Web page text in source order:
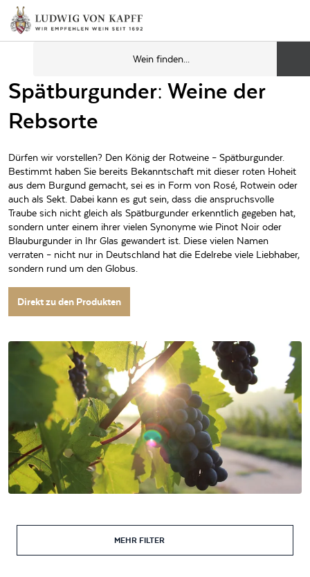
Spätburgunder: Weine der
Rebsorte
Dürfen wir vorstellen? Den König der Rotweine – Spätburgunder.
Bestimmt haben Sie bereits Bekanntschaft mit dieser roten Hoheit
aus dem Burgund gemacht, sei es in Form von Rosé, Rotwein oder
auch als Sekt. Dabei kann es gut sein, dass die anspruchsvolle
Traube sich nicht gleich als Spätburgunder erkenntlich gegeben hat,
sondern unter einem ihrer vielen Synonyme wie Pinot Noir oder
Blauburgunder in Ihr Glas gewandert ist. Diese vielen Namen
verraten – nicht nur in Deutschland hat die Edelrebe viele Liebhaber,
sondern rund um den Globus.
Direkt zu den Produkten
MEHR FILTER